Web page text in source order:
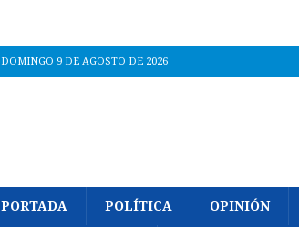
DOMINGO 9 DE AGOSTO DE 2026
PORTADA POLÍTICA OPINIÓN